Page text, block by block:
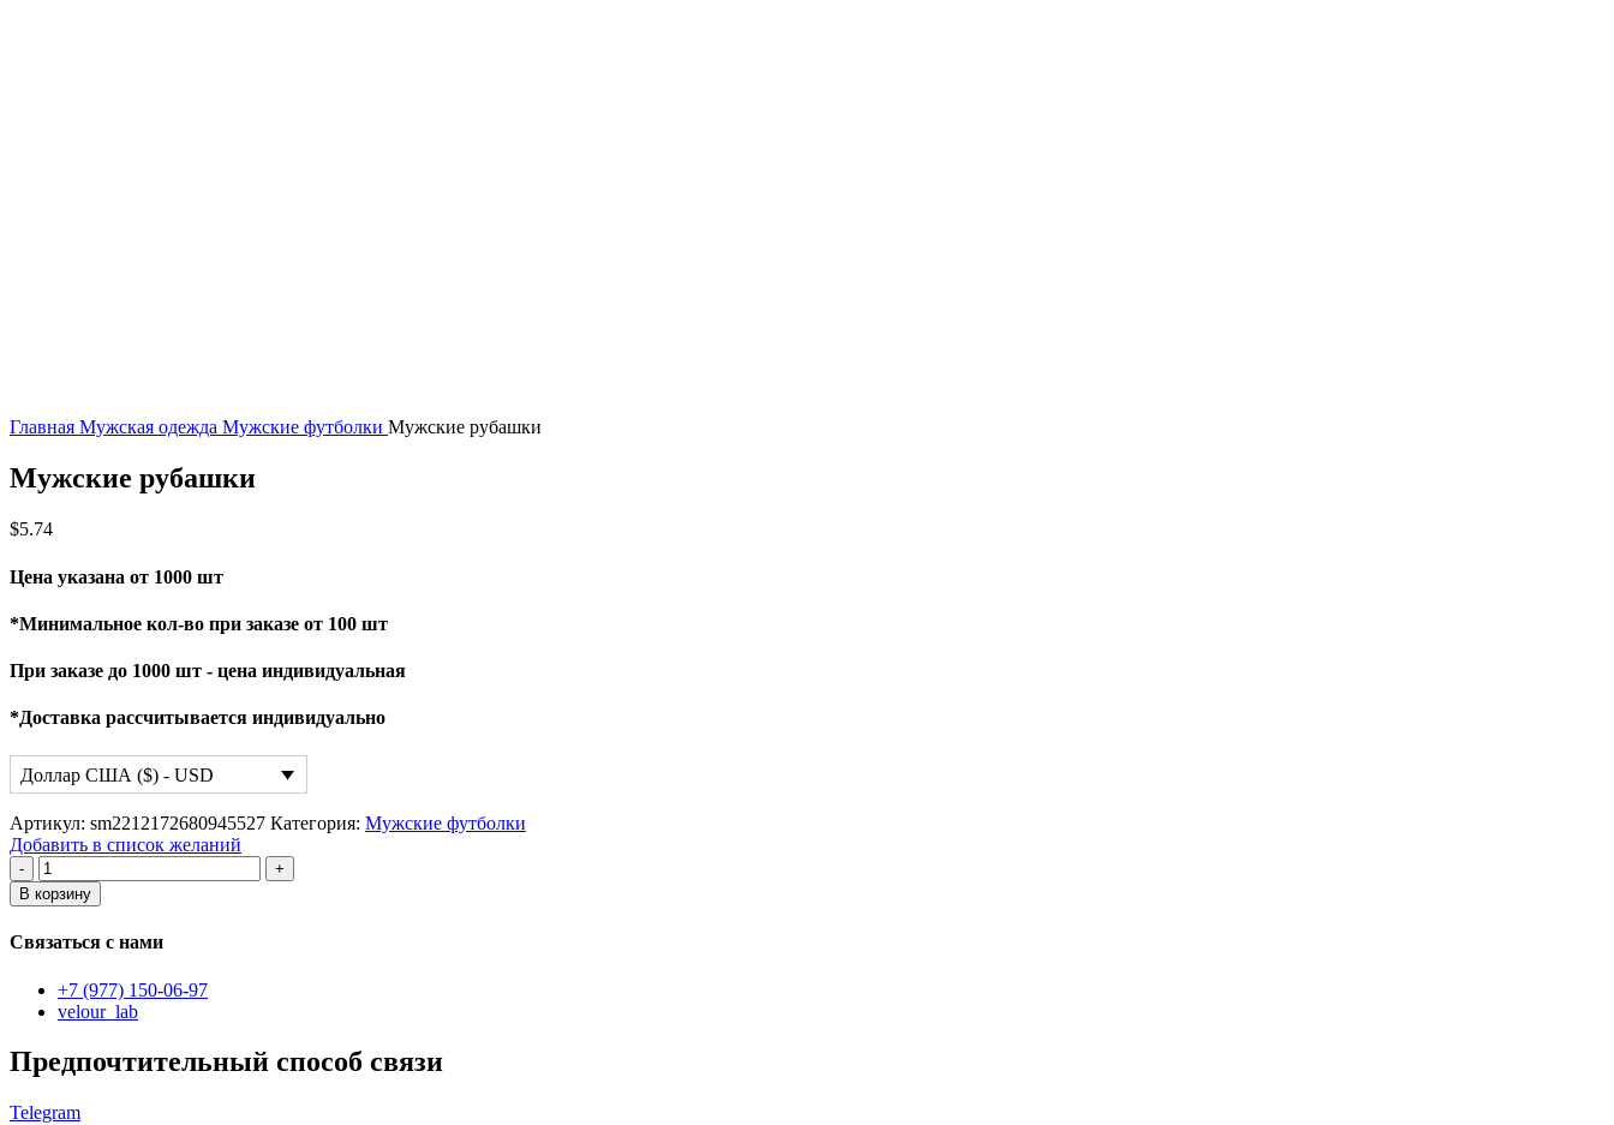
Главная Мужская одежда Мужские футболки Мужские рубашки
Мужские рубашки
$5.74
Цена указана от 1000 шт
*Минимальное кол-во при заказе от 100 шт
При заказе до 1000 шт - цена индивидуальная
*Доставка рассчитывается индивидуально
Доллар США ($) - USD
Артикул: sm2212172680945527 Категория: Мужские футболки
Добавить в список желаний
Количество
товара
Мужские
В корзину
Связаться с нами
+7 (977) 150-06-97
velour_lab
Предпочтительный способ связи
Telegram